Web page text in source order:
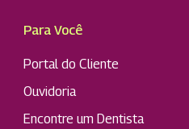
Para Você
Portal do Cliente
Ouvidoria
Encontre um Dentista